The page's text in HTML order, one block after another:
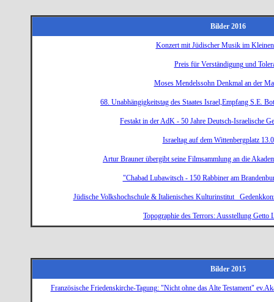
Bilder 2016
Konzert mit Jüdischer Musik im
Preis für Verständigung und
Moses Mendelssohn Denkmal an der
68. Unabhängigkeitstag des Staates Israel,Empfang S.E.
Festakt in der AdK - 50 Jahre Deutsch-Israelische
Israeltag auf dem Wittenbergplatz
Artur Brauner übergibt seine Filmsammlung an die
"Chabad Lubawitsch - 150 Rabbiner am
Jüdische Volkshochschule & Italienisches Kulturinstitut
Topographie des Terrors: Ausstellung Getto
Bilder 2015
Französische Friedenskirche-Tagung: "Nicht ohne das Alte Testament"